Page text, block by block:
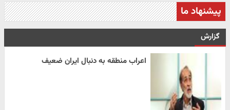
پیشنهاد ما
گزارش
اعراب منطقه به دنبال ایران ضعیف